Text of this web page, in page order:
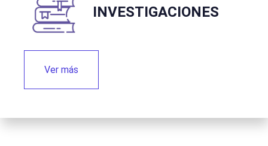
INVESTIGACIONES
Ver más